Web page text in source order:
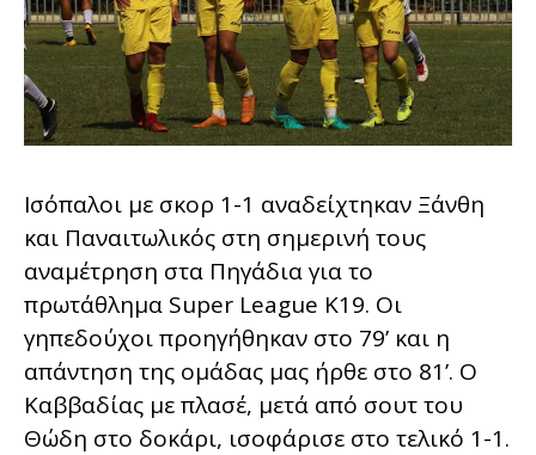
Ισόπαλοι με σκορ 1-1 αναδείχτηκαν Ξάνθη
και Παναιτωλικός στη σημερινή τους
αναμέτρηση στα Πηγάδια για το
πρωτάθλημα Super League Κ19. Οι
γηπεδούχοι προηγήθηκαν στο 79’ και η
απάντηση της ομάδας μας ήρθε στο 81’. Ο
Καββαδίας με πλασέ, μετά από σουτ του
Θώδη στο δοκάρι, ισοφάρισε στο τελικό 1-1.